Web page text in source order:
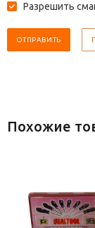
Разрешить
Похожие